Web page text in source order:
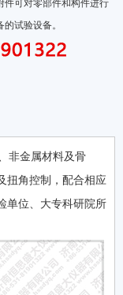
件可对零部件和构件进行
试验设备。
非金属材料及骨
扭角控制，配合相应
单位、大专科研院所